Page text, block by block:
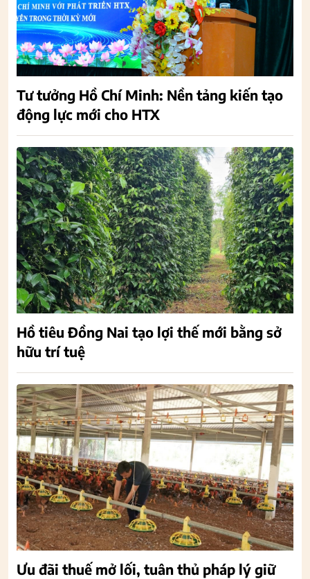
Tư tưởng Hồ Chí Minh: Nền tảng kiến tạo
động lực mới cho HTX
Hồ tiêu Đồng Nai tạo lợi thế mới bằng sở
hữu trí tuệ
Ưu đãi thuế mở lối, tuân thủ pháp lý giữ